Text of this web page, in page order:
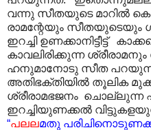
വന്നു സീതയുടെ മാറിൽ
രാമന്റേയും സീതയുടെയും
ഇറച്ചി ഉണക്കാനിട്ടീട്ട്
കാവലിരിക്കുന്ന
ഹനുമാനോടു സീത
അതിഭക്തിയിൽ തൂലിക
ശ്രീരാമഭജനം
ഇറച്ചിയുണക്കൽ
“പലലമതു